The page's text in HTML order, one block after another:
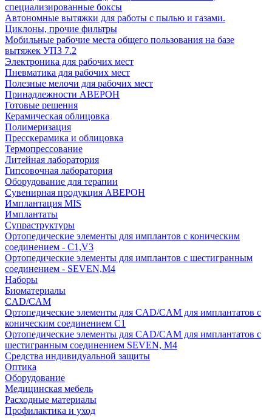
специализированные боксы
Автономные вытяжки для работы с пылью и газами.
Циклоны, прочие фильтры
Мобильные рабочие места общего пользования на базе
вытяжек УПЗ 7.2
Электроника для рабочих мест
Пневматика для рабочих мест
Полезные мелочи для рабочих мест
Принадлежности АВЕРОН
Готовые решения
Керамическая облицовка
Полимеризация
Пресскерамика и облицовка
Термопрессование
Литейная лаборатория
Гипсовочная лаборатория
Оборудование для терапии
Сувенирная продукция АВЕРОН
Имплантация MIS
Имплантаты
Супраструктуры
Ортопедические элементы для имплантов с коническим
соединением - C1,V3
Ортопедические элементы для имплантов с шестигранным
соединением - SEVEN,M4
Наборы
Биоматериалы
CAD/CAM
Ортопедические элементы для CAD/CAM для имплантатов с
коническим соединением С1
Ортопедические элементы для CAD/CAM для имплантатов с
шестигранным соединением SEVEN, М4
Средства индивидуальной защиты
Оптика
Оборудование
Медицинская мебель
Расходные материалы
Профилактика и уход